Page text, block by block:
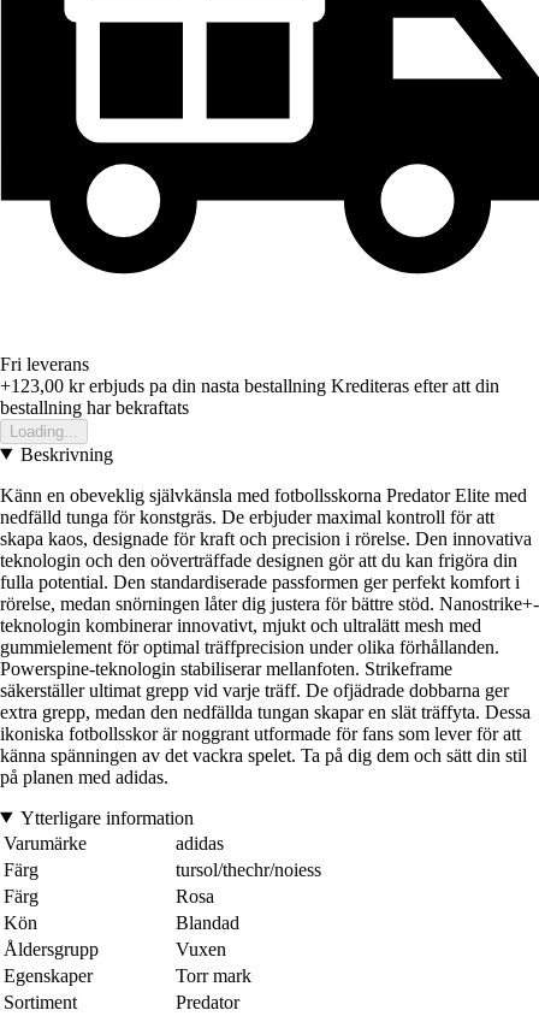
Fri leverans
+123,00 krerbjuds pa din nasta bestallning Krediteras efter att din
bestallning har bekraftats
Loading...
Beskrivning
Känn en obeveklig självkänsla med fotbollsskorna Predator Elite med
nedfälld tunga för konstgräs. De erbjuder maximal kontroll för att
skapa kaos, designade för kraft och precision i rörelse. Den innovativa
teknologin och den oöverträffade designen gör att du kan frigöra din
fulla potential. Den standardiserade passformen ger perfekt komfort i
rörelse, medan snörningen låter dig justera för bättre stöd. Nanostrike+-
teknologin kombinerar innovativt, mjukt och ultralätt mesh med
gummielement för optimal träffprecision under olika förhållanden.
Powerspine-teknologin stabiliserar mellanfoten. Strikeframe
säkerställer ultimat grepp vid varje träff. De ofjädrade dobbarna ger
extra grepp, medan den nedfällda tungan skapar en slät träffyta. Dessa
ikoniska fotbollsskor är noggrant utformade för fans som lever för att
känna spänningen av det vackra spelet. Ta på dig dem och sätt din stil
på planen med adidas.
Ytterligare information
Varumärke
adidas
Färg
tursol/thechr/noiess
Färg
Rosa
Kön
Blandad
Åldersgrupp
Vuxen
Egenskaper
Torr mark
Sortiment
Predator